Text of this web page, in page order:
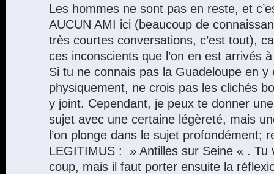
Les hommes ne sont pas en reste, et
AUCUN AMI ici (beaucoup de
très courtes conversations, c’est tout),
ces inconscients que l’on en est arrivés
Si tu ne connais pas la Guadeloupe en y
physiquement, ne crois pas les clichés
y joint. Cependant, je peux te donner
sujet avec une certaine légèreté, mais
l’on plonge dans le sujet profondément;
LEGITIMUS : » Antilles sur Seine « . Tu
coup, mais il faut porter ensuite la